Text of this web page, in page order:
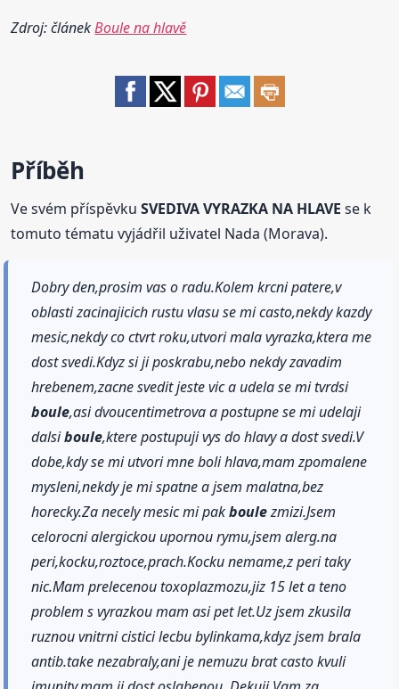
Zdroj: článekBoule na hlavě
Příběh
Ve svém příspěvkuSVEDIVA VYRAZKA NA HLAVE se k
tomuto tématu vyjádřil uživatel Nada (Morava).
Dobry den,prosim vas o radu.Kolem krcni patere,v
oblasti zacinajicich rustu vlasu se mi casto,nekdy kazdy
mesic,nekdy co ctvrt roku,utvori mala vyrazka,ktera me
dost svedi.Kdyz si ji poskrabu,nebo nekdy zavadim
hrebenem,zacne svedit jeste vic a udela se mi tvrdsi
boule,asi dvoucentimetrova a postupne se mi udelaji
dalsiboule,ktere postupuji vys do hlavy a dost svedi.V
dobe,kdy se mi utvori mne boli hlava,mam zpomalene
mysleni,nekdy je mi spatne a jsem malatna,bez
horecky.Za necely mesic mi pakboulezmizi.Jsem
celorocni alergickou upornou rymu,jsem alerg.na
peri,kocku,roztoce,prach.Kocku nemame,z peri taky
nic.Mam prelecenou toxoplazmozu,jiz 15 let a teno
problem s vyrazkou mam asi pet let.Uz jsem zkusila
ruznou vnitrni cistici lecbu bylinkama,kdyz jsem brala
antib.take nezabraly,ani je nemuzu brat casto kvuli